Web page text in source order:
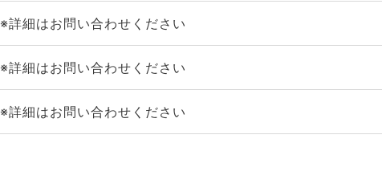
※詳細はお問い合わせください
※詳細はお問い合わせください
※詳細はお問い合わせください